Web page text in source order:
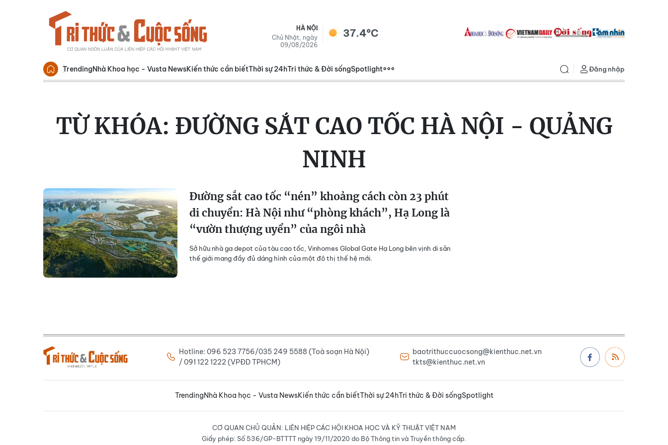
HÀ NỘI
Chủ Nhật, ngày
09/08/2026
37.4°C
TrendingNhà Khoa học - Vusta NewsKiến thức cần biếtThời sự 24hTri thức & Đời sốngSpotlight Đăng nhập
TỪ KHÓA: ĐƯỜNG SẮT CAO TỐC HÀ NỘI - QUẢNG
NINH
Đường sắt cao tốc “nén” khoảng cách còn 23 phút
di chuyển: Hà Nội như “phòng khách”, Hạ Long là
“vườn thượng uyển” của ngôi nhà
Sở hữu nhà ga depot của tàu cao tốc, Vinhomes Global Gate Hạ Long bên vịnh di sản
thế giới mang đầy đủ dáng hình của một đô thị thế hệ mới.
Hotline: 096 523 7756/035 249 5588 (Toà soạn Hà Nội)
/ 091 122 1222 (VPĐD TPHCM)
baotrithuccuocsong@kienthuc.net.vn
tkts@kienthuc.net.vn
TrendingNhà Khoa học - Vusta NewsKiến thức cần biếtThời sự 24hTri thức & Đời sốngSpotlight
CƠ QUAN CHỦ QUẢN: LIÊN HIỆP CÁC HỘI KHOA HỌC VÀ KỸ THUẬT VIỆT NAM
Giấy phép: Số 536/GP-BTTTT ngày 19/11/2020 do Bộ Thông tin và Truyền thông cấp.